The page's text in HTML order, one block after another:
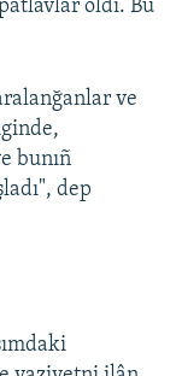
oldı. Bu
ve
bunıñ
dep